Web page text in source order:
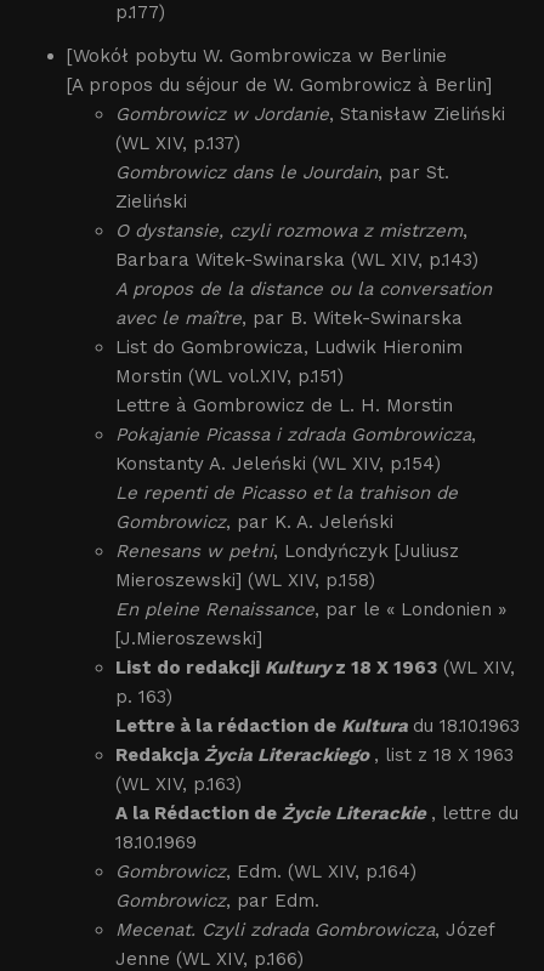
p.177)
[Wokół pobytu W. Gombrowicza w Berlinie
[A propos du séjour de W. Gombrowicz à Berlin]
Gombrowicz w Jordanie, Stanisław Zieliński
(WL XIV, p.137)
Gombrowicz dans le Jourdain, par St.
Zieliński
O dystansie, czyli rozmowa z mistrzem,
Barbara Witek-Swinarska (WL XIV, p.143)
A propos de la distance ou la conversation
avec le maître, par B. Witek-Swinarska
List do Gombrowicza, Ludwik Hieronim
Morstin (WL vol.XIV, p.151)
Lettre à Gombrowicz de L. H. Morstin
Pokajanie Picassa i zdrada Gombrowicza,
Konstanty A. Jeleński (WL XIV, p.154)
Le repenti de Picasso et la trahison de
Gombrowicz, par K. A. Jeleński
Renesans w pełni, Londyńczyk [Juliusz
Mieroszewski] (WL XIV, p.158)
En pleine Renaissance, par le « Londonien »
[J.Mieroszewski]
List do redakcji Kulturyz 18 X 1963 (WL XIV,
p. 163)
Lettre à la rédaction de Kultura du 18.10.1963
Redakcja Życia Literackiego , list z 18 X 1963
(WL XIV, p.163)
A la Rédaction de Życie Literackie , lettre du
18.10.1969
Gombrowicz, Edm. (WL XIV, p.164)
Gombrowicz, par Edm.
Mecenat. Czyli zdrada Gombrowicza, Józef
Jenne (WL XIV, p.166)